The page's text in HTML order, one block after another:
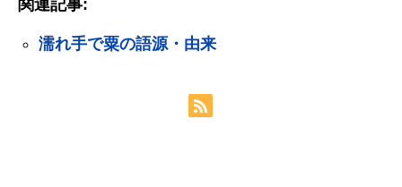
関連記事:
濡れ手で粟の語源・由来